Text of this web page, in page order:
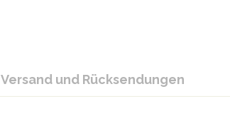
Versand und Rücksendungen